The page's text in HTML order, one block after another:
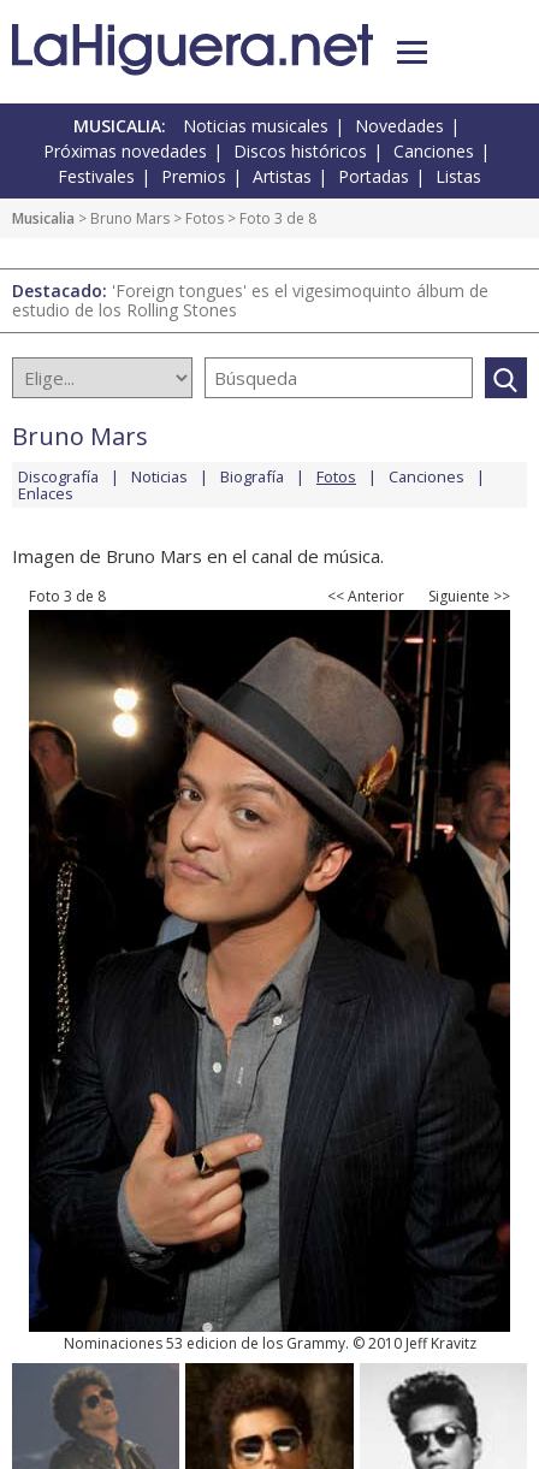
MUSICALIA: Noticias musicales
Novedades
Próximas novedades
Discos históricos
Canciones
Festivales
Premios Artistas Portadas Listas
Musicalia > Bruno Mars > Fotos > Foto 3 de 8
Destacado: 'Foreign tongues' es el vigesimoquinto álbum de
estudio de los Rolling Stones
Bruno Mars
Discografía Noticias Biografía Fotos Canciones
Enlaces
Imagen de Bruno Mars en el canal de música.
Foto 3 de 8 << Anterior Siguiente >>
Nominaciones 53 edicion de los Grammy. © 2010 Jeff Kravitz